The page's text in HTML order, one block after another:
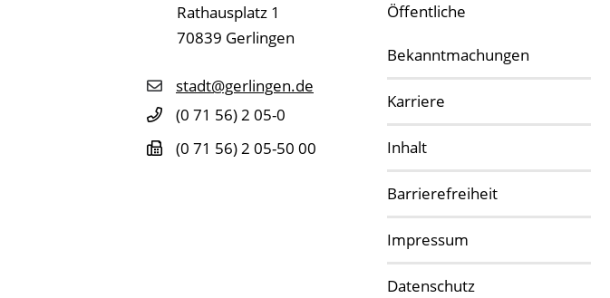
Rathausplatz 1
70839 Gerlingen
stadt@gerlingen.de
(0 71 56) 2 05-0
(0 71 56) 2 05-50 00
Öffentliche
Bekanntmachungen
Karriere
Inhalt
Barrierefreiheit
Impressum
Datenschutz